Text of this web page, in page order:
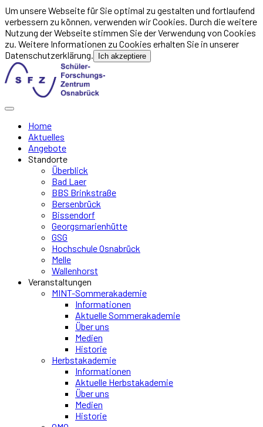
Um unsere Webseite für Sie optimal zu gestalten und fortlaufend
verbessern zu können, verwenden wir Cookies. Durch die weitere
Nutzung der Webseite stimmen Sie der Verwendung von Cookies
zu. Weitere Informationen zu Cookies erhalten Sie in unserer
Datenschutzerklärung.
Ich akzeptiere
Home
Aktuelles
Angebote
Standorte
Überblick
Bad Laer
BBS Brinkstraße
Bersenbrück
Bissendorf
Georgsmarienhütte
GSG
Hochschule Osnabrück
Melle
Wallenhorst
Veranstaltungen
MINT-Sommerakademie
Informationen
Aktuelle Sommerakademie
Über uns
Medien
Historie
Herbstakademie
Informationen
Aktuelle Herbstakademie
Über uns
Medien
Historie